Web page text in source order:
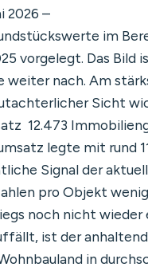
2026 –
im
vorgelegt. Das
weiter nach. Am
Sicht
12.473
legte mit rund
Signal der
pro Objekt
noch nicht
ist der
in